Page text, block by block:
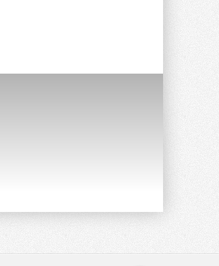
партнёром NVIDIA по системам ...
Проект реализует компания «ВЕЗА» ...
Ридан объявил о старте продаж
автоматического